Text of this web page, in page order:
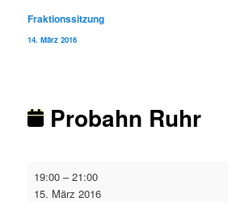
Beitragsnavigation
Fraktionssitzung
14. März 2016
Probahn Ruhr
Ruhr
19:00 –21:00
15. März 2016